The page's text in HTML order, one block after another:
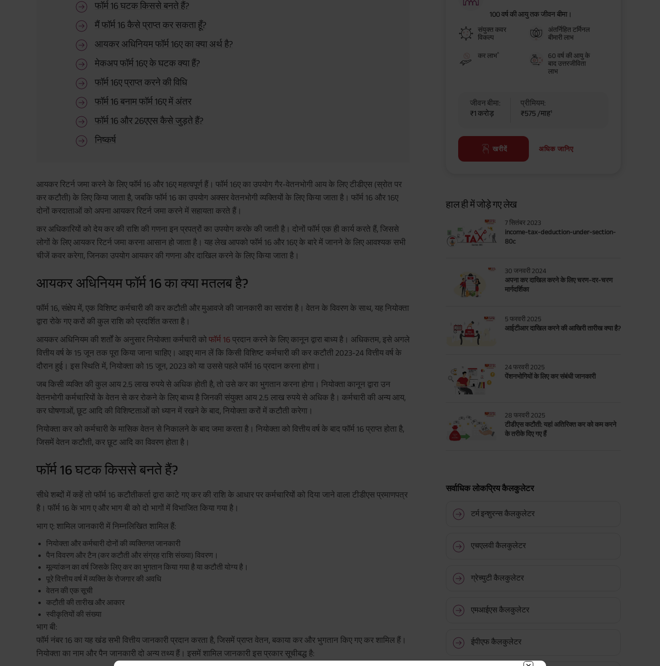
+91 Phone Number
फॉर्म 16 घटक किससे बनते हैं?
मैं फॉर्म 16 कैसे प्राप्त कर सकता हूँ?
आयकर अधिनियम फॉर्म 16ए का क्या अर्थ है?
मेकअप फॉर्म 16ए के घटक क्या हैं?
फॉर्म 16ए प्राप्त करने की विधि
फॉर्म 16 बनाम फॉर्म 16ए में अंतर
फॉर्म 16 और 26एएस कैसे जुड़ते हैं?
निष्कर्ष
आयकर रिटर्न जमा करने के लिए फॉर्म 16 और 16ए महत्वपूर्ण हैं। फॉर्म 16ए का उपयोग गैर-वेतनभोगी आय के लिए टीडीएस (स्रोत पर
कर कटौती) के लिए किया जाता है, जबकि फॉर्म 16 का उपयोग अक्सर वेतनभोगी व्यक्तियों के लिए किया जाता है। फॉर्म 16 और 16ए
दोनों करदाताओं को अपना आयकर रिटर्न जमा करने में सहायता करते हैं।
कर अधिकारियों को देय कर की राशि की गणना इन प्रपत्रों का उपयोग करके की जाती है। दोनों फॉर्म एक ही कार्य करते हैं, जिससे
लोगों के लिए आयकर रिटर्न जमा करना आसान हो जाता है। यह लेख आपको फॉर्म 16 और 16ए के बारे में जानने के लिए आवश्यक सभी
चीजें कवर करेगा, जिनका उपयोग आयकर की गणना और दाखिल करने के लिए किया जाता है।
आयकर अधिनियम फॉर्म 16 का क्या मतलब है?
फॉर्म 16, संक्षेप में, एक विशिष्ट कर्मचारी की कर कटौती और मुआवजे की जानकारी का सारांश है। वेतन के विवरण के साथ, यह नियोक्ता
द्वारा रोके गए करों की कुल राशि को प्रदर्शित करता है।
आयकर अधिनियम की शर्तों के अनुसार नियोक्ता कर्मचारी को फॉर्म 16 प्रदान करने के लिए कानून द्वारा बाध्य है। अधिकतम, इसे अगले
वित्तीय वर्ष के 15 जून तक पूरा किया जाना चाहिए। आइए मान लें कि किसी विशिष्ट कर्मचारी की कर कटौती 2023-24 वित्तीय वर्ष के
दौरान हुई। इस स्थिति में, नियोक्ता को 15 जून, 2023 को या उससे पहले फॉर्म 16 प्रदान करना होगा।
जब किसी व्यक्ति की कुल आय 2.5 लाख रुपये से अधिक होती है, तो उसे कर का भुगतान करना होगा। नियोक्ता कानून द्वारा उन
वेतनभोगी कर्मचारियों के वेतन से कर रोकने के लिए बाध्य है जिनकी संयुक्त आय 2.5 लाख रुपये से अधिक है। कर्मचारी की अन्य आय,
कर घोषणाओं, छूट आदि की विशिष्टताओं को ध्यान में रखने के बाद, नियोक्ता करों में कटौती करेगा।
नियोक्ता कर को कर्मचारी के मासिक वेतन से निकालने के बाद जमा करता है। नियोक्ता को वित्तीय वर्ष के बाद फॉर्म 16 प्राप्त होता है,
जिसमें वेतन कटौती, कर छूट आदि का विवरण होता है।
फॉर्म 16 घटक किससे बनते हैं?
सीधे शब्दों में कहें तो फॉर्म 16 कटौतीकर्ता द्वारा काटे गए कर की राशि के आधार पर कर्मचारियों को दिया जाने वाला टीडीएस प्रमाणपत्र
है। फॉर्म 16 के भाग ए और भाग बी को दो भागों में विभाजित किया गया है।
भाग ए: शामिल जानकारी में निम्नलिखित शामिल हैं:
नियोक्ता और कर्मचारी दोनों की व्यक्तिगत जानकारी
पैन विवरण और टैन (कर कटौती और संग्रह राशि संख्या) विवरण।
मूल्यांकन का वर्ष जिसके लिए कर का भुगतान किया गया है या कटौती योग्य है।
पूरे वित्तीय वर्ष में व्यक्ति के रोजगार की अवधि
वेतन की एक सूची
कटौती की तारीख और आकार
स्वीकृतियों की संख्या
भाग बी:
फॉर्म नंबर 16 का यह खंड सभी वित्तीय जानकारी प्रदान करता है, जिसमें प्राप्त वेतन, बकाया कर और भुगतान किए गए कर शामिल हैं।
नियोक्ता का नाम और पैन जानकारी दो अन्य तथ्य हैं। इसमें शामिल जानकारी इस प्रकार सूचीबद्ध है:
100 वर्ष की आयु तक जीवन बीमा।
संयुक्त कवर
विकल्प
अंतर्निहित टर्मिनल
बीमारी लाभ
कर लाभ^
60 वर्ष की आयु के
बाद उत्तरजीविता
लाभ
जीवन बीमा:
₹1 करोड़
प्रीमियम:
₹575 /माह¹
खरीदें अधिक जानिए
हाल ही में जोड़े गए लेख
7 सितंबर 2023
income-tax-deduction-under-section-
80c
30 जनवरी 2024
अपना कर दाखिल करने के लिए चरण-दर-चरण
मार्गदर्शिका
5 फरवरी 2025
आईटीआर दाखिल करने की आखिरी तारीख क्या है?
24 फरवरी 2025
पेंशनभोगियों के लिए कर संबंधी जानकारी
28 फरवरी 2025
टीडीएस कटौती: यहां अतिरिक्त कर को कम करने
के तरीके दिए गए हैं
सर्वाधिक लोकप्रिय कैलकुलेटर
टर्म इन्शुरन्स कैलकुलेटर
एचएलवी कैलकुलेटर
ग्रेच्युटी कैलकुलेटर
एमआईएस कैलकुलेटर
ईपीएफ कैलकुलेटर